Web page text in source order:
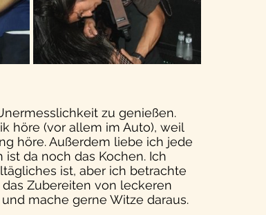
zu genießen.
höre (vor allem im Auto), weil
höre. Außerdem liebe ich jede
da noch das Kochen. Ich
ist, aber ich betrachte
Zubereiten von leckeren
mache gerne Witze daraus.